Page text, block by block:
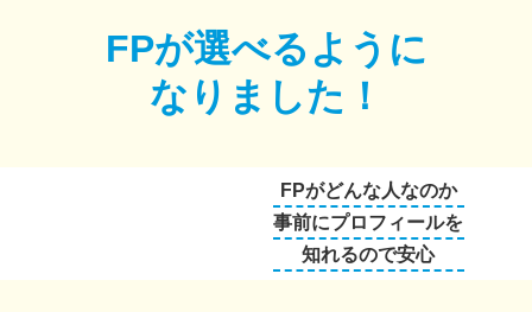
FPが選べるように
なりました！
FPがどんな人なのか
事前にプロフィールを
知れるので安心